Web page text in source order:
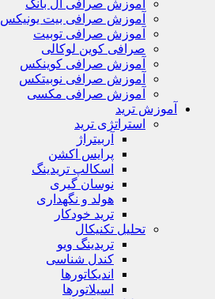
آموزش صرافی ال بانک
آموزش صرافی بیت یونیکس
آموزش صرافی توبیت
صرافی کوین لوکالی
آموزش صرافی کوینکس
آموزش صرافی نوبیتکس
آموزش صرافی مکسی
آموزش ترید
استراتژی‌ ترید
آربیتراژ
پرایس اکشن
اسکالپ تریدینگ
نوسان گیری
هولد و نگهداری
ترید خودکار
تحلیل تکنیکال
تریدینگ ویو
کندل شناسی
اندیکاتورها
اسیلاتورها